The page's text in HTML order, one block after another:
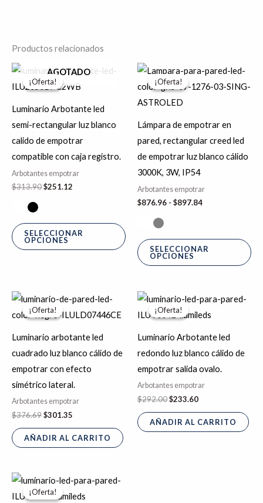
Productos relacionados
¡Oferta!
AGOTADO
¡Oferta!
Luminario Arbotante led
semi-rectangular luz blanco
calido de empotrar
compatible con caja registro.
Arbotantes empotrar
$313.90
precio
original
$313.90.
$251.12
El
precio
actual
$251.12.
SELECCIONAR
OPCIONES
Este
producto
tiene
pueden
página
producto
¡Oferta!
¡Oferta!
Lámpara de empotrar en
pared, rectangular creed led
de empotrar luz blanco cálido
3000K, 3W, IP54
Arbotantes empotrar
$876.96 - $897.84
de
precios:
$897.84
SELECCIONAR
OPCIONES
¡Oferta!
¡Oferta!
Luminario arbotante led
cuadrado luz blanco cálido de
empotrar con efecto
simétrico lateral.
Arbotantes empotrar
$376.69
precio
original
$376.69.
$301.35
precio
actual
$301.35.
AÑADIR AL CARRITO
¡Oferta!
¡Oferta!
Luminario Arbotante led
redondo luz blanco cálido de
empotrar salida ovalo.
Arbotantes empotrar
$292.00
precio
original
$292.00.
$233.60
precio
actual
$233.60.
AÑADIR AL CARRITO
¡Oferta!
¡Oferta!
El
precio
original
El
precio
actual